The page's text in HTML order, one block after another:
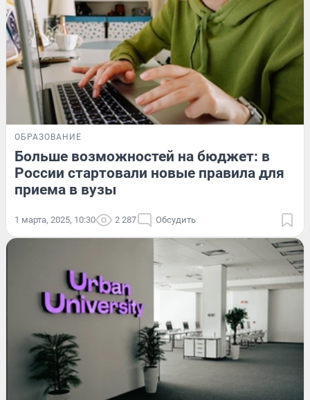
ОБРАЗОВАНИЕ
Больше возможностей на бюджет: в
России стартовали новые правила для
приема в вузы
1 марта, 2025, 10:30 2 287 Обсудить